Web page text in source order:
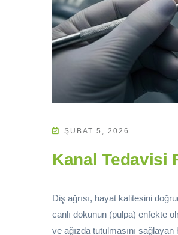
ŞUBAT 5, 2026
Kanal Tedavisi
Diş ağrısı, hayat kalitesini
canlı dokunun (pulpa) enfekte
ve ağızda tutulmasını